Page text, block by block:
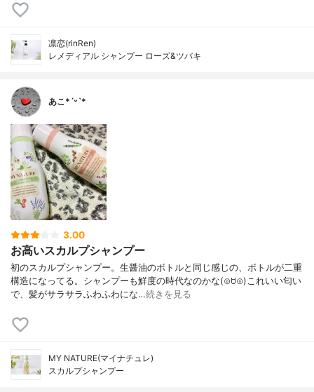
凛恋(rinRen)
レメディアル シャンプー ローズ&ツバキ
あこ*ˊᵕˋ*
3.00
お高いスカルプシャンプー
初のスカルプシャンプー。生醤油のボトルと同じ感じの、ボトルが二重
構造になってる。シャンプーも鮮度の時代なのかな(⊙ꇴ⊙)これいい匂い
で、髪がサラサラふわふわにな…続きを見る
MY NATURE(マイナチュレ)
スカルプシャンプー